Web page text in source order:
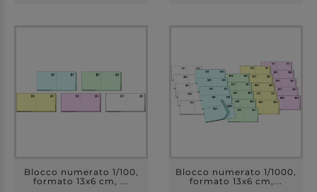
Blocco numerato 1/100,
formato 13x6 cm, ...
Blocco numerato 1/1000,
formato 13x6 cm,...